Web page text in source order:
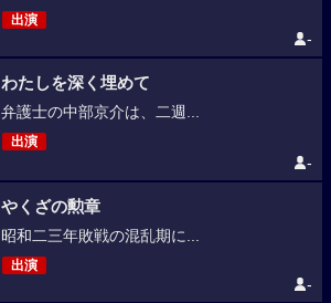
出演
-
わたしを深く埋めて
弁護士の中部京介は、二週...
出演
-
やくざの勲章
昭和二三年敗戦の混乱期に...
出演
-